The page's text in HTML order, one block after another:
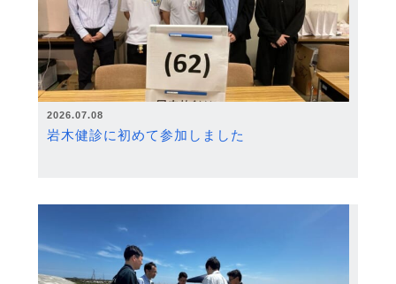
2026.07.08
岩木健診に初めて参加しました